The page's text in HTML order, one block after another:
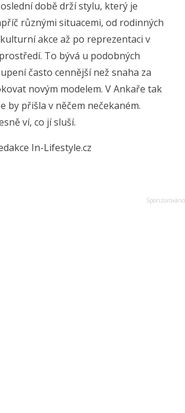
době drží stylu, který je
různými situacemi, od rodinných
akce až po reprezentaci v
To bývá u podobných
často cennější než snaha za
novým modelem. V Ankaře tak
by přišla v něčem nečekaném.
ví, co jí sluší.
In-Lifestyle.cz